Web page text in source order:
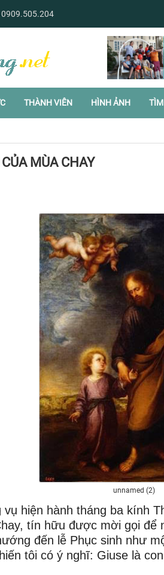
0909.505.204
THÀNH VIÊN HÌNH ẢNH
MÙA CHAY
unnamed (2)
vụ hiện hành tháng ba kính
tín hữu được mời gọi để
đến lễ Phục sinh như
tôi có ý nghĩ: Giuse là